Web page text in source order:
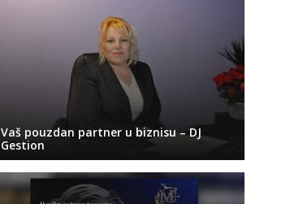
Vaš pouzdan partner u biznisu – DJ
Gestion